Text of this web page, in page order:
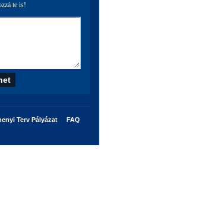
te is!
Terv Pályázat FAQ